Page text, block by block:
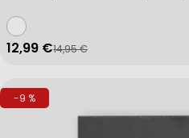
Verkaufspreis
12,99 €
Regulärer Preis
14,95 €
-9 %